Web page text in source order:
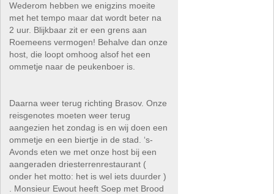
Wederom hebben we enigzins moeite
met het tempo maar dat wordt beter na
2 uur. Blijkbaar zit er een grens aan
Roemeens vermogen! Behalve dan onze
host, die loopt omhoog alsof het een
ommetje naar de peukenboer is.
Daarna weer terug richting Brasov. Onze
reisgenotes moeten weer terug
aangezien het zondag is en wij doen een
ommetje en een biertje in de stad. ‘s-
Avonds eten we met onze host bij een
aangeraden driesterrenrestaurant (
onder het motto: het is wel iets duurder )
. Monsieur Ewout heeft Soep met Brood